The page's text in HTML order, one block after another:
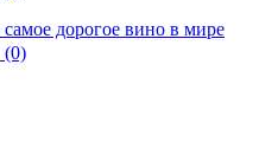
дорогое вино в мире
(0)